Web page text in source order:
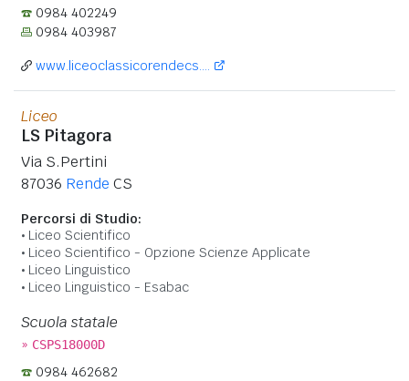
0984 402249
0984 403987
www.liceoclassicorendecs....
Liceo
LS Pitagora
Via S.Pertini
87036 Rende CS
Percorsi di Studio:
Liceo Scientifico
Liceo Scientifico - Opzione Scienze Applicate
Liceo Linguistico
Liceo Linguistico - Esabac
Scuola statale
» CSPS18000D
0984 462682